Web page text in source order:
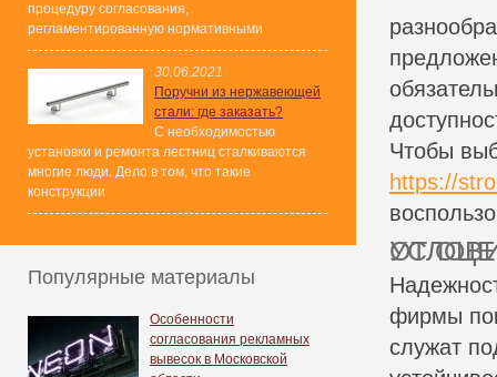
процедуру согласования,
регламентированную нормативными
30.06.2021
Поручни из нержавеющей
стали: где заказать?
С необходимостью
установки и ремонта лестниц сталкиваются
многие люди. Дело в том, что такие
конструкции
Популярные материалы
Особенности
согласования рекламных
вывесок в Московской
Чтобы
https://
ОТ ОЦЕНКИ
фирмы
служат